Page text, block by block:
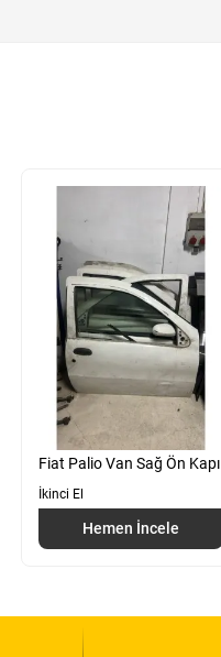
Fiat Palio Van Sağ Ön Kapı
İkinci El
Hemen İncele